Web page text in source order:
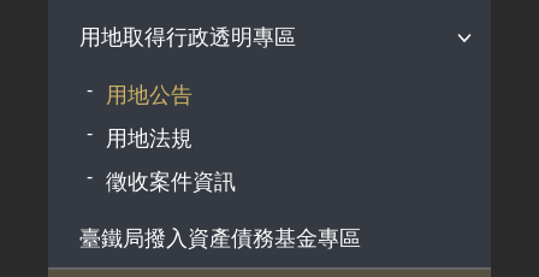
政策宣導廣告支出
用地取得行政透明專區
用地公告
用地法規
徵收案件資訊
臺鐵局撥入資產債務基金專區